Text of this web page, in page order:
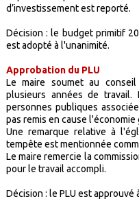
d’investissement est reporté.
Décision : le budget primitif
est adopté à l'unanimité.
Approbation du PLU
Le maire soumet au
plusieurs années de
personnes publiques
pas remis en cause
Une remarque relative à
tempête est mentionnée
Le maire remercie la
pour le travail accompli.
Décision : le PLU est approuvé